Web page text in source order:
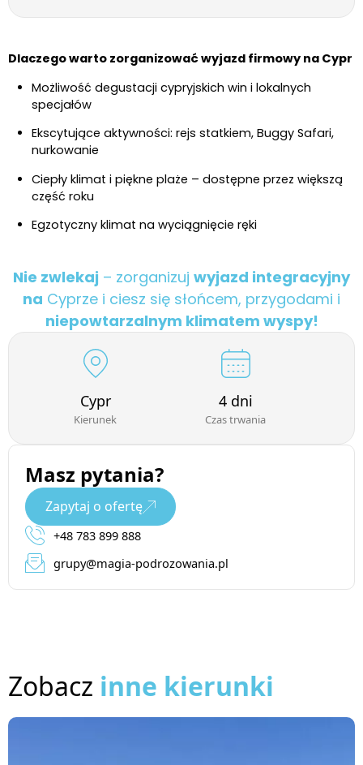
Dlaczego warto zorganizować wyjazd firmowy na Cypr
Możliwość degustacji cypryjskich win i lokalnych
specjałów
Ekscytujące aktywności: rejs statkiem, Buggy Safari,
nurkowanie
Ciepły klimat i piękne plaże – dostępne przez większą
część roku
Egzotyczny klimat na wyciągnięcie ręki
Nie zwlekaj – zorganizuj wyjazd integracyjny
na Cyprze i ciesz się słońcem, przygodami i
niepowtarzalnym klimatem wyspy!
Cypr
Kierunek
4 dni
Czas trwania
Masz pytania?
Zapytaj o ofertę
+48 783 899 888
grupy@magia-podrozowania.pl
Zobacz inne kierunki